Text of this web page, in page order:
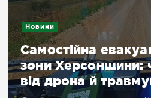
Новини
Самостійна
зони Херсонщини:
від дрона й